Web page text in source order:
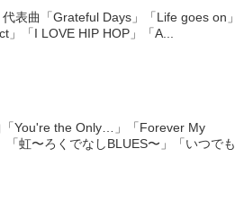
表曲「Grateful Days」「Life goes on」
「I LOVE HIP HOP」「A...
You're the Only…」「Forever My
虹〜ろくでなしBLUES〜」「いつでも